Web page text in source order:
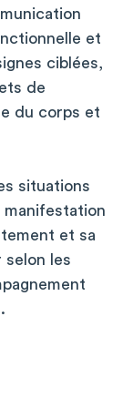
et
ciblées,
de
du corps et
situations
et sa
les